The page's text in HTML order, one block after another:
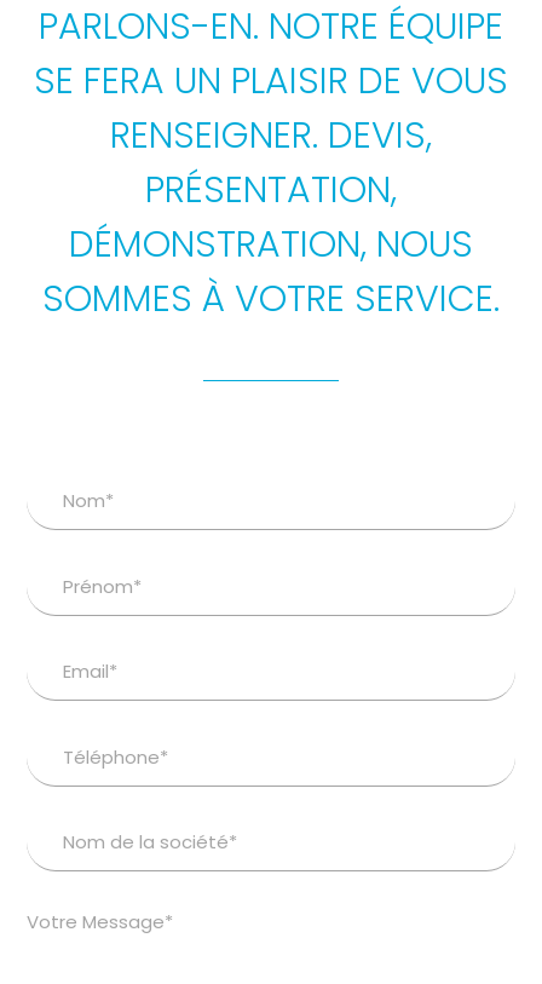
PARLONS-EN. NOTRE ÉQUIPE
SE FERA UN PLAISIR DE VOUS
RENSEIGNER. DEVIS,
PRÉSENTATION,
DÉMONSTRATION, NOUS
SOMMES À VOTRE SERVICE.